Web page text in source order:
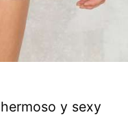
y sexy